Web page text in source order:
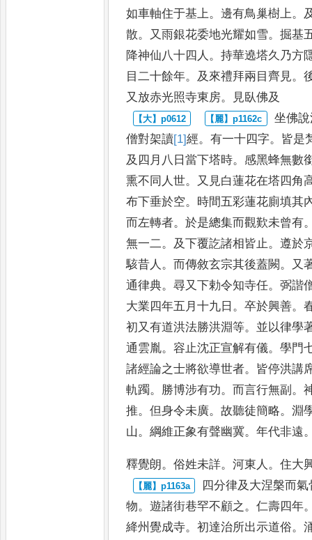
如車軸住于基上 。邊有鳥巢樹上 。
散。 又雨銀花委地光耀如雪。掘基
降神仙八十四人 。持華遶塔久乃方
目二十餘年。 及來禮拜兩目齊見。
又放赤光照寺東房。
見臥佛及
坐佛
僧對架讀[1]經。有一十四字。 皆是
及四月八日當下塔時。 感黑蜂無數
熏不同人世。
又見白蓮花在塔四角
布下垂於空。 時間五彩蓮花廁填其
而左轉者。於是總集而觀歎未曾有
無一二 。 及下覆訖諸相皆止 。遵於
駭昔人 。而傳敘玄宗其後蓋闕 。 又
通律典。尋又下勅令知寺任。弼諧
大業四年五 月十九日 。卒於興善。
初又有道洪法勝洪淵等。 並以律學
通雲胤。容止沈正宣解有儀。學門
諸經論之士將欲導世者。 皆停洪講
軌躅。 勝博涉有功。而言行無副 。
推。但身令未廣。故聽徒簡略。淵
山 。綱維正象有聲幽冀。年代非遠
釋覺朗。俗姓未詳。河東人 。住大
四分律及大涅槃而
物。遊諸街巷罕不顧之 。仁壽四年
絳州覺成寺。初達治所出示道俗。